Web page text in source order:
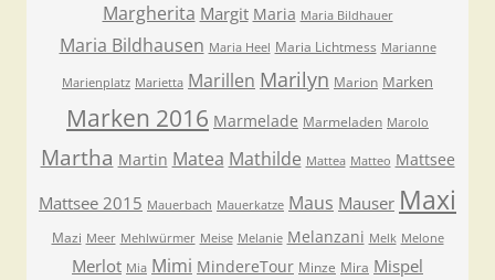
Margherita Margit Maria Maria Bildhauer
Maria Bildhausen Maria Heel Maria Lichtmess Marianne
Marienplatz Marietta Marillen Marilyn Marion Marken
Marken 2016 Marmelade Marmeladen Marolo
Martha Martin Matea Mathilde Mattea Matteo Mattsee
Mattsee 2015 Mauerbach Mauerkatze Maus Mauser Maxi
Mazi Meer Mehlwürmer Meise Melanie Melanzani Melk Melone
Merlot Mia Mimi MindereTour Minze Mira Mispel